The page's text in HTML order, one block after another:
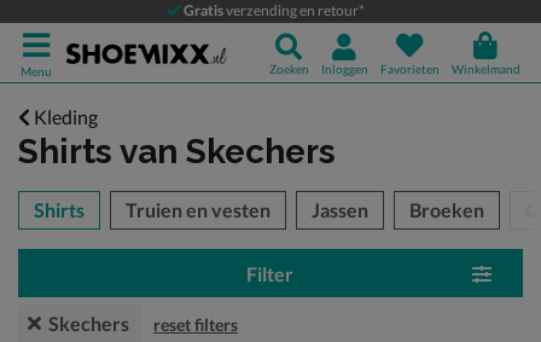
Gratisverzending en retour*
Menu Zoeken Inloggen Favorieten Winkelmand
Kleding
Shirts van Skechers
over
Shirts Truien en vesten Jassen Broeken
Filter
Skechers reset filters